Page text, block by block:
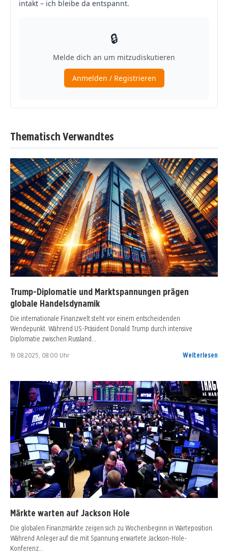
Thematisch Verwandtes
Trump-Diplomatie und Marktspannungen prägen
globale Handelsdynamik
Die internationale Finanzwelt steht vor einem entscheidenden
Wendepunkt. Während US-Präsident Donald Trump durch intensive
Diplomatie zwischen Russland…
19.08.2025, 08:00 Uhr Weiterlesen
Märkte warten auf Jackson Hole
Die globalen Finanzmärkte zeigen sich zu Wochenbeginn in Warteposition.
Während Anleger auf die mit Spannung erwartete Jackson-Hole-
Konferenz…